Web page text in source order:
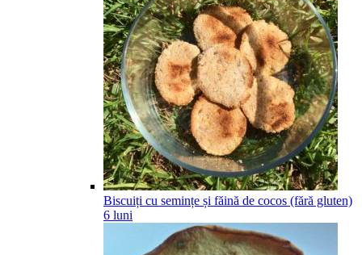
Biscuiți cu semințe și făină de cocos (fără gluten)
6 luni